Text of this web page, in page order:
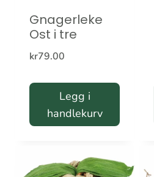
Gnagerleke
Ost i tre
kr79.00
Legg i
handlekurv